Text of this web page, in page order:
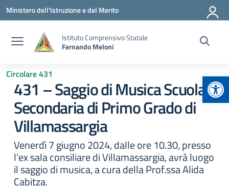
Vai ai contenuti
Vai al menu di navigazione
Vai al footer
Ministero dell'Istruzione e del Merito
Istituto Comprensivo Statale
Fernando Meloni
Circolare 431
431 – Saggio di Musica Scuola
Secondaria di Primo Grado di
Villamassargia
Venerdì 7 giugno 2024, dalle ore 10.30, presso
l’ex sala consiliare di Villamassargia, avrà luogo
il saggio di musica, a cura della Prof.ssa Alida
Cabitza.